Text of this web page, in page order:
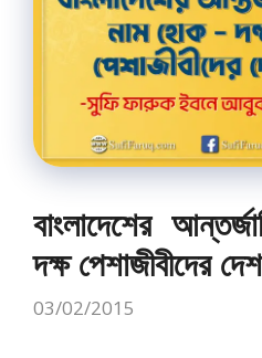
বাংলাদেশের
দক্ষ পেশাজীবীদের দেশ
03/02/2015